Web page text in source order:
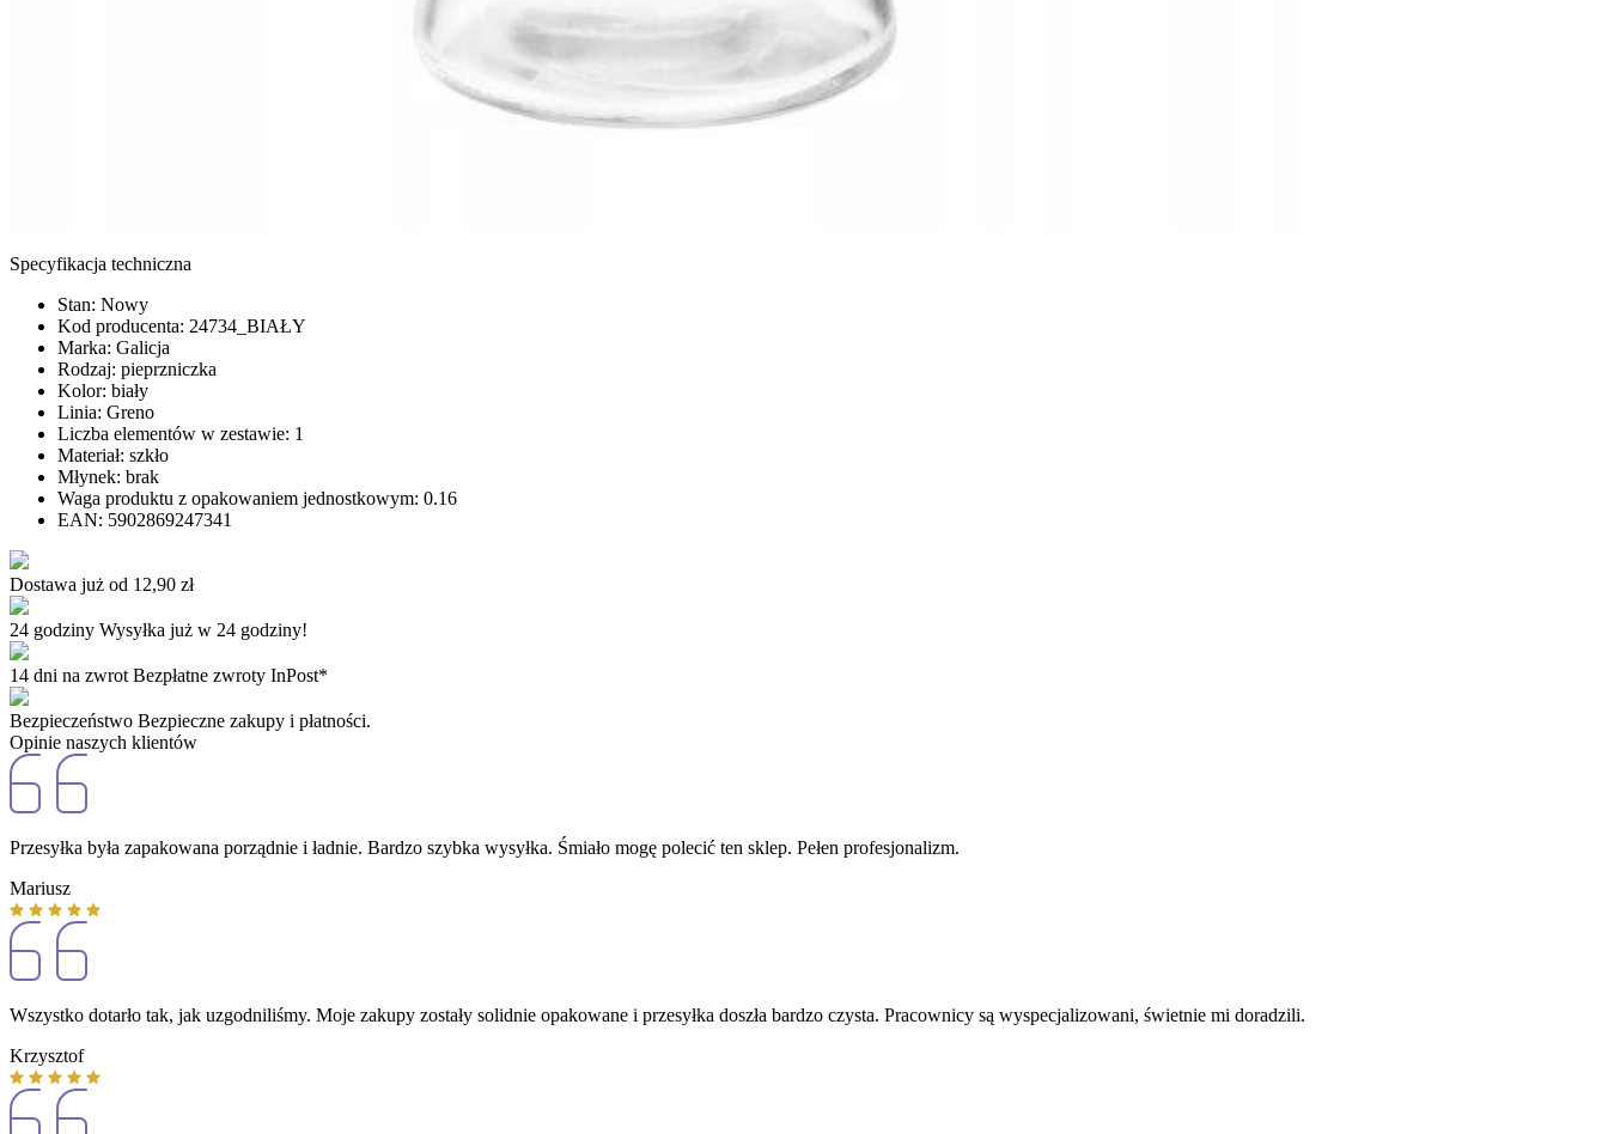
Specyfikacja techniczna
Stan: Nowy
Kod producenta: 24734_BIAŁY
Marka: Galicja
Rodzaj: pieprzniczka
Kolor: biały
Linia: Greno
Liczba elementów w zestawie: 1
Materiał: szkło
Młynek: brak
Waga produktu z opakowaniem jednostkowym: 0.16
EAN: 5902869247341
Dostawa już od 12,90 zł
24 godziny Wysyłka już w 24 godziny!
14 dni na zwrot Bezpłatne zwroty InPost*
Bezpieczeństwo Bezpieczne zakupy i płatności.
Opinie naszych klientów
Przesyłka była zapakowana porządnie i ładnie. Bardzo szybka wysyłka. Śmiało mogę polecić ten sklep. Pełen profesjonalizm.
Mariusz
Wszystko dotarło tak, jak uzgodniliśmy. Moje zakupy zostały solidnie opakowane i przesyłka doszła bardzo czysta. Pracownicy są wyspecjalizowani, świetnie mi doradzili.
Krzysztof